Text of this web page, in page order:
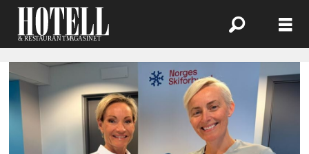
Emne:
team
scandic